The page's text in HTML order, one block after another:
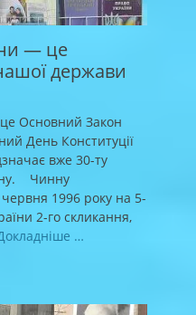
— це
держави
Основний Закон
День Конституції
вже 30-ту
Чинну
1996 року на 5-
2-го скликання,
…